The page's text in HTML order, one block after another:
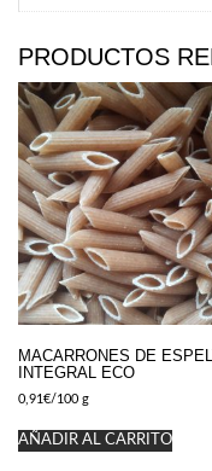
PRODUCTOS
MACARRONES DE
INTEGRAL ECO
0,91 €/100 g
AÑADIR AL CARRITO